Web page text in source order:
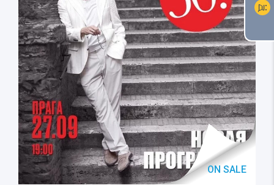
ON SALE
shopping_cart